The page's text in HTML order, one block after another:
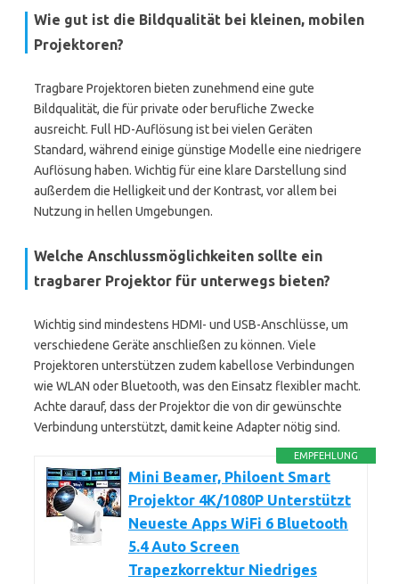
Wie gut ist die Bildqualität bei kleinen, mobilen
Projektoren?
Tragbare Projektoren bieten zunehmend eine gute
Bildqualität, die für private oder berufliche Zwecke
ausreicht. Full HD-Auflösung ist bei vielen Geräten
Standard, während einige günstige Modelle eine niedrigere
Auflösung haben. Wichtig für eine klare Darstellung sind
außerdem die Helligkeit und der Kontrast, vor allem bei
Nutzung in hellen Umgebungen.
Welche Anschlussmöglichkeiten sollte ein
tragbarer Projektor für unterwegs bieten?
Wichtig sind mindestens HDMI- und USB-Anschlüsse, um
verschiedene Geräte anschließen zu können. Viele
Projektoren unterstützen zudem kabellose Verbindungen
wie WLAN oder Bluetooth, was den Einsatz flexibler macht.
Achte darauf, dass der Projektor die von dir gewünschte
Verbindung unterstützt, damit keine Adapter nötig sind.
EMPFEHLUNG
Mini Beamer, Philoent Smart
Projektor 4K/1080P Unterstützt
Neueste Apps WiFi 6 Bluetooth
5.4 Auto Screen
Trapezkorrektur Niedriges